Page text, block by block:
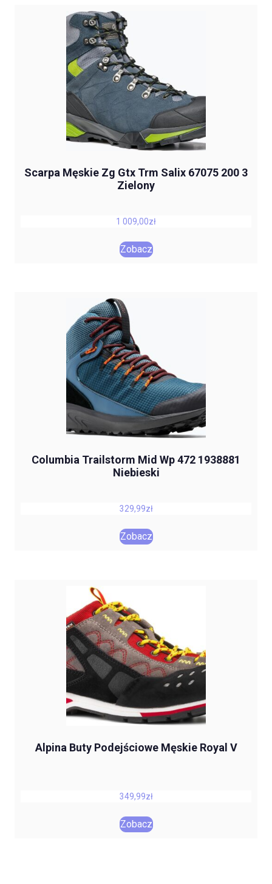
Scarpa Męskie Zg Gtx Trm Salix 67075 200 3
Zielony
1 009,00zł
Zobacz
Columbia Trailstorm Mid Wp 472 1938881
Niebieski
329,99zł
Zobacz
Alpina Buty Podejściowe Męskie Royal V
349,99zł
Zobacz